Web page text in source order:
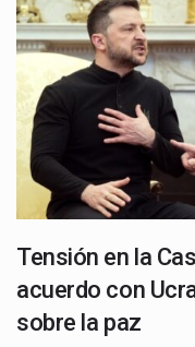
Tensión en la
acuerdo con
sobre la paz